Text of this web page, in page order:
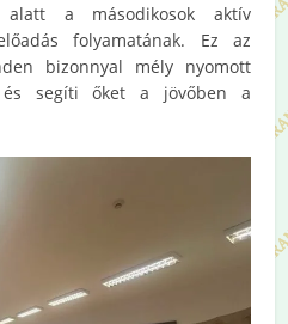
a másodikosok aktív
folyamatának. Ez az
bizonnyal mély nyomott
és segíti őket a jövőben a